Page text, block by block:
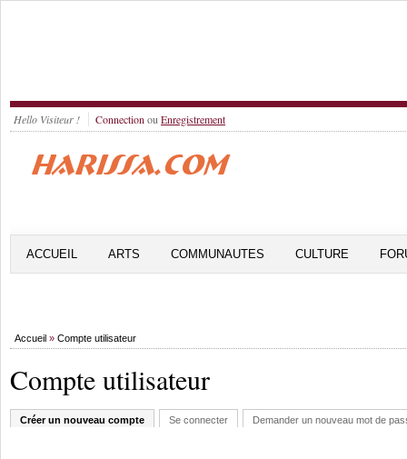
Hello Visiteur ! Connection ou Enregistrement
ACCUEIL ARTS COMMUNAUTES CULTURE
Accueil » Compte utilisateur
Compte utilisateur
Créer un nouveau compte Se connecter Demander un nouveau mot de